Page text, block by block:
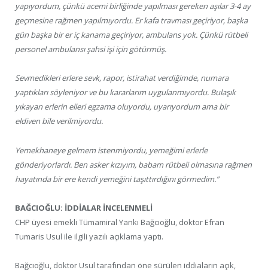
yapıyordum, çünkü acemi birliğinde yapılması gereken aşılar 3-4 ay
geçmesine rağmen yapılmıyordu. Er kafa travması geçiriyor, başka
gün başka bir er iç kanama geçiriyor, ambulans yok. Çünkü rütbeli
personel ambulansı şahsi işi için götürmüş.
Sevmedikleri erlere sevk, rapor, istirahat verdiğimde, numara
yaptıkları söyleniyor ve bu kararlarım uygulanmıyordu. Bulaşık
yıkayan erlerin elleri egzama oluyordu, uyarıyordum ama bir
eldiven bile verilmiyordu.
Yemekhaneye gelmem istenmiyordu, yemeğimi erlerle
gönderiyorlardı. Ben asker kızıyım, babam rütbeli olmasına rağmen
hayatında bir ere kendi yemeğini taşıttırdığını görmedim.”
BAĞCIOĞLU: İDDİALAR İNCELENMELİ
CHP üyesi emekli Tümamiral Yankı Bağcıoğlu, doktor Efran
Tumaris Usul ile ilgili yazılı açıklama yaptı.
Bağcıoğlu, doktor Usul tarafından öne sürülen iddiaların açık,